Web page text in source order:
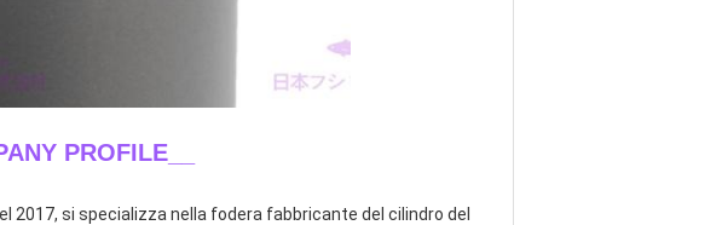
PROFILE__
2017, si specializza nella fodera fabbricante del cilindro del